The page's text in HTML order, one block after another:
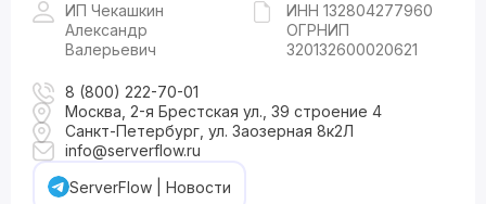
ИП Чекашкин
Александр
Валерьевич
ИНН 132804277960
ОГРНИП
320132600020621
8 (800) 222-70-01
Москва, 2-я Брестская ул., 39 строение 4
Санкт-Петербург, ул. Заозерная 8к2Л
info@serverflow.ru
ServerFlow | Новости